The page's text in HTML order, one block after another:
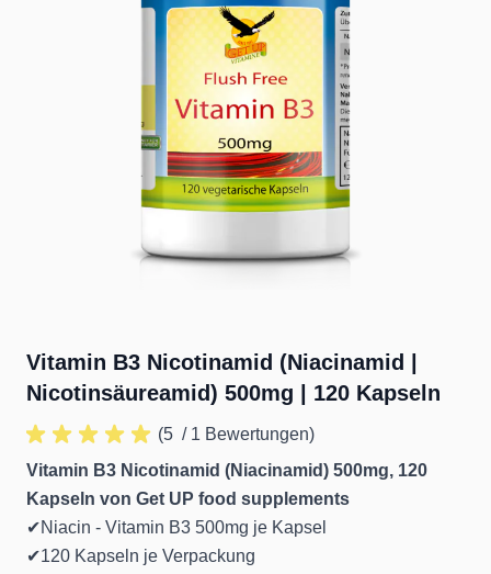
Vitamin B3 Nicotinamid (Niacinamid |
Nicotinsäureamid) 500mg | 120 Kapseln
(5 / 1 Bewertungen)
Vitamin B3 Nicotinamid (Niacinamid) 500mg, 120
Kapseln von Get UP food supplements
✔Niacin - Vitamin B3 500mg je Kapsel
✔120 Kapseln je Verpackung